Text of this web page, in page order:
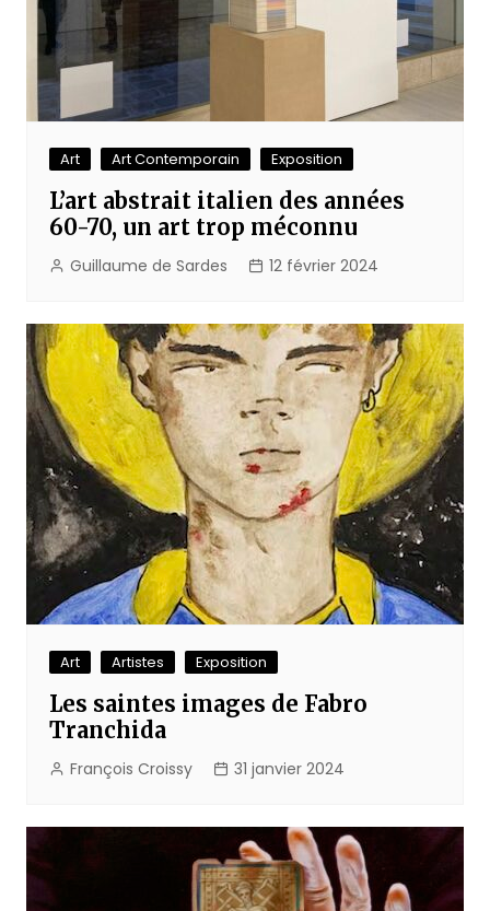
Art Art Contemporain Exposition
L’art abstrait italien des années
60-70, un art trop méconnu
Guillaume de Sardes 12 février 2024
Art Artistes Exposition
Les saintes images de Fabro
Tranchida
François Croissy 31 janvier 2024